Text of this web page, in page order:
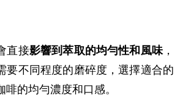
直接影響到萃取的均勻性和風味 ，
要不同程度的磨碎度，選擇適合的
的均勻濃度和口感。